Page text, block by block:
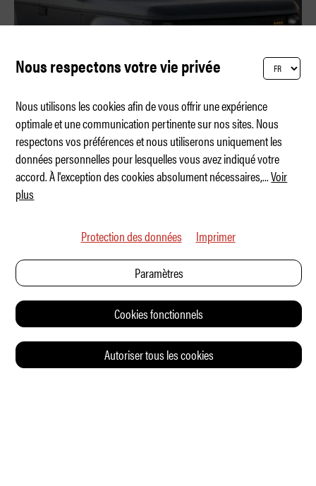
Slate Truck – spartiate et coloré
Nous respectons votre vie privée
Nous utilisons les cookies afin de vous offrir une expérience
optimale et une communication pertinente sur nos sites. Nous
respectons vos préférences et nous utiliserons uniquement les
données personnelles pour lesquelles vous avez indiqué votre
accord. À l'exception des cookies absolument nécessaires,...Voir
plus
Protection des données Imprimer
Paramètres
Cookies fonctionnels
Autoriser tous les cookies